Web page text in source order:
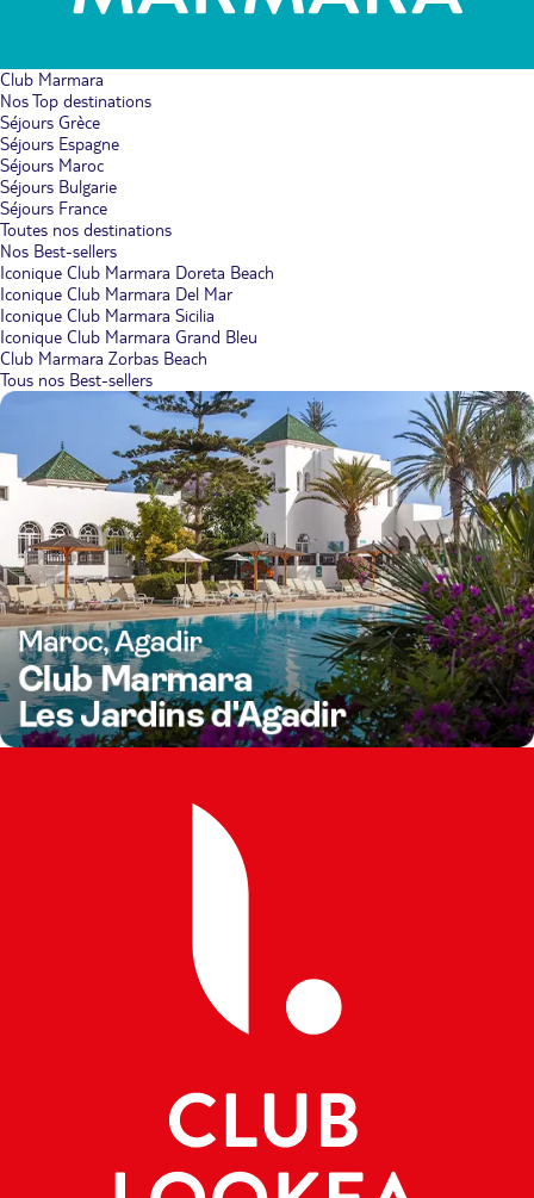
Club Marmara
Nos Top destinations
Séjours Grèce
Séjours Espagne
Séjours Maroc
Séjours Bulgarie
Séjours France
Toutes nos destinations
Nos Best-sellers
Iconique Club Marmara Doreta Beach
Iconique Club Marmara Del Mar
Iconique Club Marmara Sicilia
Iconique Club Marmara Grand Bleu
Club Marmara Zorbas Beach
Tous nos Best-sellers